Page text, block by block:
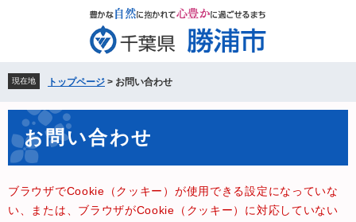
先
頭
で
を
飛
ば
本
へ
現在地 トップページ > お問い合わせ
文 お問い合わせ
ブラウザでCookie（クッキー）が使用できる設定になっていな
い、または、ブラウザがCookie（クッキー）に対応していない